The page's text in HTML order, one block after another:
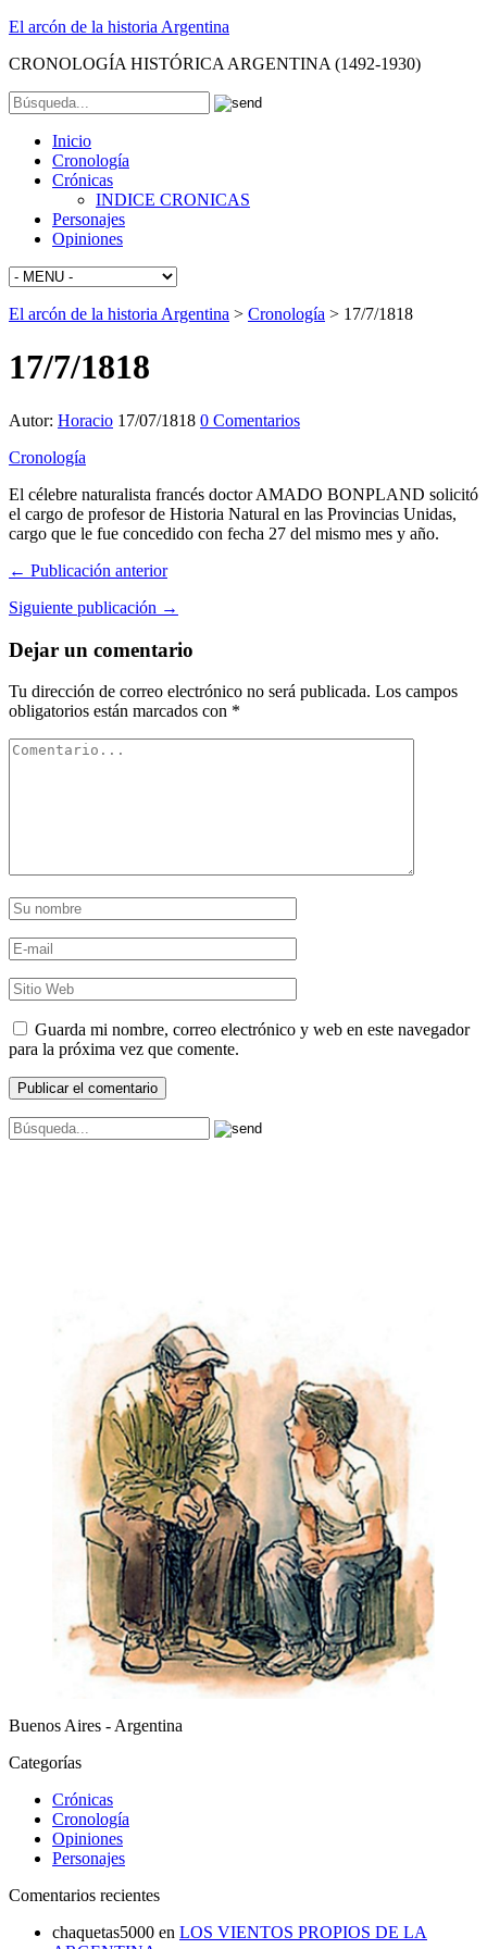
El arcón de la historia Argentina
CRONOLOGÍA HISTÓRICA ARGENTINA (1492-1930)
Inicio
Cronología
Crónicas
INDICE CRONICAS
Personajes
Opiniones
El arcón de la historia Argentina > Cronología > 17/7/1818
17/7/1818
Autor: Horacio 17/07/1818 0 Comentarios
Cronología
El célebre naturalista francés doctor AMADO BONPLAND solicitó
el cargo de profesor de Historia Natural en las Provincias Unidas,
cargo que le fue concedido con fecha 27 del mismo mes y año.
← Publicación anterior
Siguiente publicación →
Dejar un comentario
Tu dirección de correo electrónico no será publicada. Los campos
obligatorios están marcados con *
Guarda mi nombre, correo electrónico y web en este navegador
para la próxima vez que comente.
Buenos Aires - Argentina
Categorías
Crónicas
Cronología
Opiniones
Personajes
Comentarios recientes
chaquetas5000 en LOS VIENTOS PROPIOS DE LA